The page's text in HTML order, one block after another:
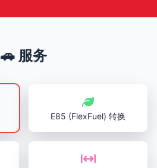
🚗 服务
E85 (FlexFuel) 转换